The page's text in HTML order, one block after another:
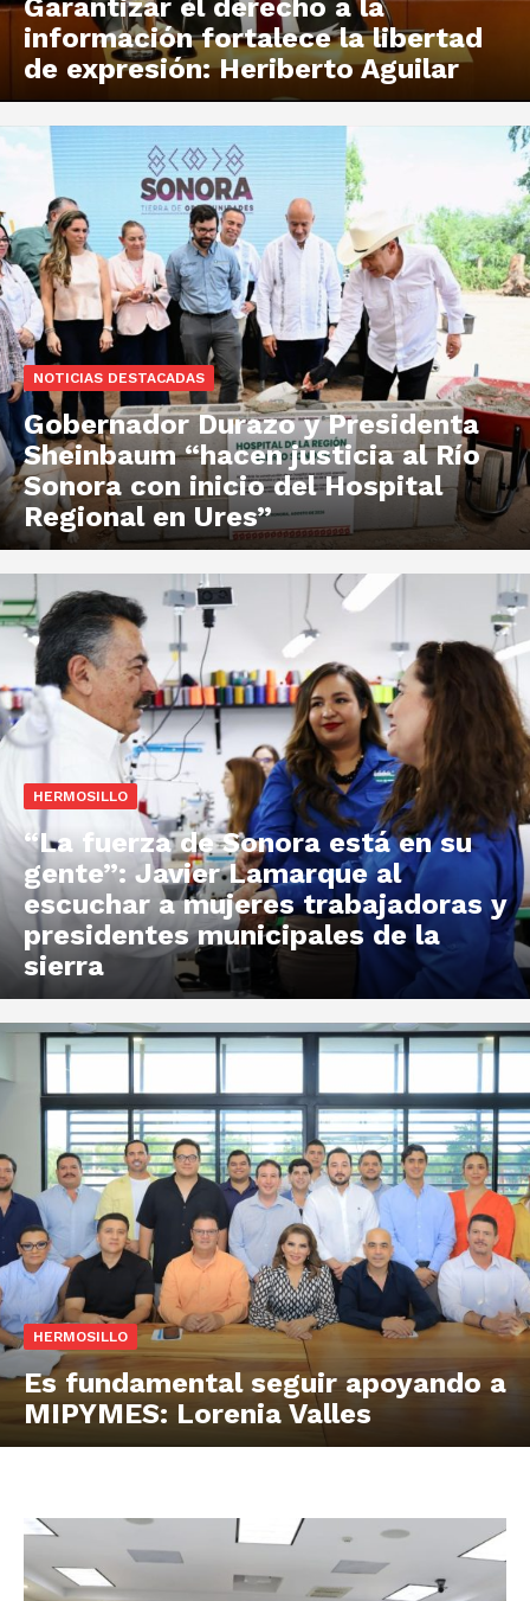
Garantizar el derecho a la
información fortalece la libertad
de expresión: Heriberto Aguilar
NOTICIAS DESTACADAS
Gobernador Durazo y Presidenta
Sheinbaum “hacen justicia al Río
Sonora con inicio del Hospital
Regional en Ures”
HERMOSILLO
“La fuerza de Sonora está en su
gente”: Javier Lamarque al
escuchar a mujeres trabajadoras y
presidentes municipales de la
sierra
HERMOSILLO
Es fundamental seguir apoyando a
MIPYMES: Lorenia Valles